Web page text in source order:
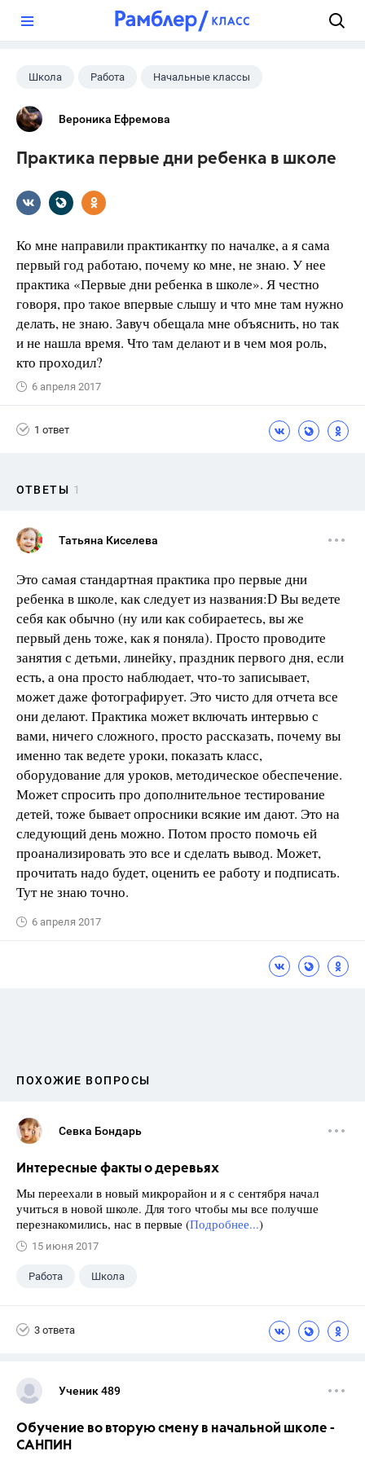
Школа Работа Начальные классы
Вероника Ефремова
Практика первые дни ребенка в школе
Ко мне направили практикантку по началке, а я сама
первый год работаю, почему ко мне, не знаю. У нее
практика «Первые дни ребенка в школе». Я честно
говоря, про такое впервые слышу и что мне там нужно
делать, не знаю. Завуч обещала мне объяснить, но так
и не нашла время. Что там делают и в чем моя роль,
кто проходил?
6 апреля 2017
1 ответ
ОТВЕТЫ 1
Татьяна Киселева
Это самая стандартная практика про первые дни
ребенка в школе, как следует из названия:D Вы ведете
себя как обычно (ну или как собираетесь, вы же
первый день тоже, как я поняла). Просто проводите
занятия с детьми, линейку, праздник первого дня, если
есть, а она просто наблюдает, что-то записывает,
может даже фотографирует. Это чисто для отчета все
они делают. Практика может включать интервью с
вами, ничего сложного, просто рассказать, почему вы
именно так ведете уроки, показать класс,
оборудование для уроков, методическое обеспечение.
Может спросить про дополнительное тестирование
детей, тоже бывает опросники всякие им дают. Это на
следующий день можно. Потом просто помочь ей
проанализировать это все и сделать вывод. Может,
прочитать надо будет, оценить ее работу и подписать.
Тут не знаю точно.
6 апреля 2017
ПОХОЖИЕ ВОПРОСЫ
Севка Бондарь
Интересные факты о деревьях
Мы переехали в новый микрорайон и я с сентября начал
учиться в новой школе. Для того чтобы мы все получше
перезнакомились, нас в первые (Подробнее...)
15 июня 2017
Работа Школа
3 ответа
Ученик 489
Обучение во вторую смену в начальной школе -
САНПИН